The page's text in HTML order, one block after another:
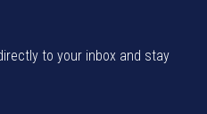
to your inbox and stay